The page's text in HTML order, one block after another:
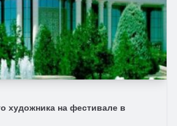
художника на фестивале в